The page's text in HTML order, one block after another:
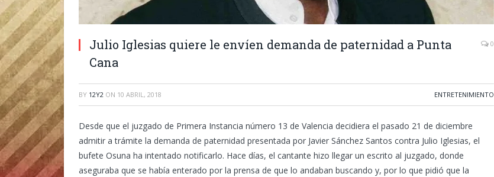
Julio Iglesias quiere le envíen demanda de paternidad a Punta
Cana
0
BY 12Y2 ON 10 ABRIL, 2018 ENTRETENIMIENTO
Desde que el juzgado de Primera Instancia número 13 de Valencia decidiera el pasado 21 de diciembre
admitir a trámite la demanda de paternidad presentada por Javier Sánchez Santos contra Julio Iglesias, el
bufete Osuna ha intentado notificarlo. Hace días, el cantante hizo llegar un escrito al juzgado, donde
aseguraba que se había enterado por la prensa de que lo andaban buscando y, por lo que pidió que la